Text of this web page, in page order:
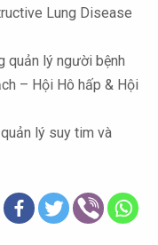
Lung Disease
quản lý người bệnh
– Hội Hô hấp & Hội
lý suy tim và